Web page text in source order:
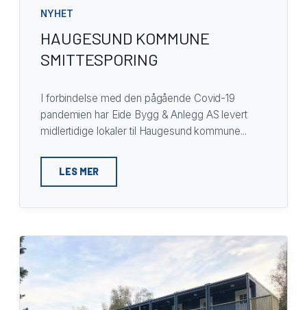
NYHET
HAUGESUND KOMMUNE
SMITTESPORING
I forbindelse med den pågående Covid-19
pandemien har Eide Bygg & Anlegg AS levert
midlertidige lokaler til Haugesund kommune...
LES MER